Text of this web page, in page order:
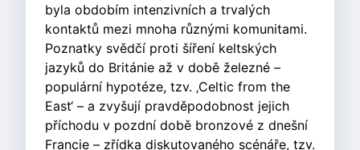
byla obdobím intenzivních a trvalých
kontaktů mezi mnoha různými komunitami.
Poznatky svědčí proti šíření keltských
jazyků do Británie až v době železné –
populární hypotéze, tzv. ‚Celtic from the
East‘ – a zvyšují pravděpodobnost jejich
příchodu v pozdní době bronzové z dnešní
Francie – zřídka diskutovaného scénáře, tzv.